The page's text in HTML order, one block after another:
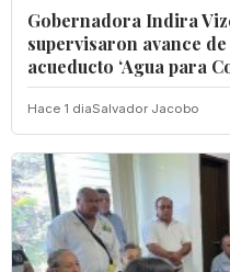
Gobernadora Indira
supervisaron avance
acueducto ‘Agua para
Hace 1 diaSalvador Jacobo